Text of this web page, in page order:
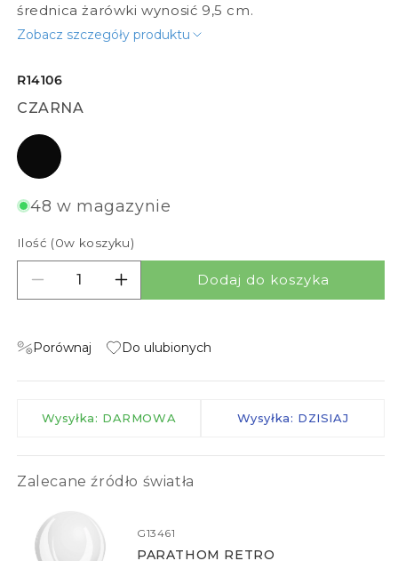
średnica żarówki wynosić 9,5 cm.
Zobacz szczegóły produktu
R14106
CZARNA
czarna
48 w magazynie
Ilość (0w koszyku)
Zmniejsz ilość dla COSIR 34
Zwiększ ilość dla COSIR 34
Dodaj do koszyka
Porównaj Do ulubionych
Wysyłka: DARMOWA Wysyłka: DZISIAJ
Zalecane źródło światła
G13461
PARATHOM RETRO